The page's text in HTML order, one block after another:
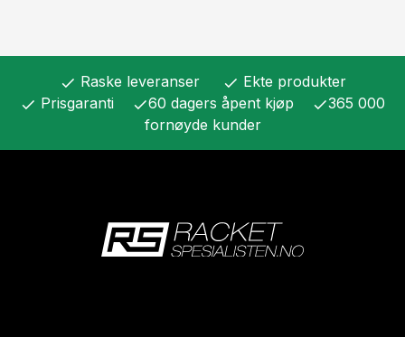
check Raske leveranser check Ekte produkter
check Prisgaranti check60 dagers åpent kjøp check365 000
fornøyde kunder